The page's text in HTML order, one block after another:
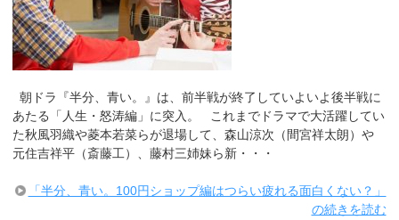
朝ドラ『半分、青い。』は、前半戦が終了していよいよ後半戦に
あたる「人生・怒涛編」に突入。 これまでドラマで大活躍してい
た秋風羽織や菱本若菜らが退場して、森山涼次（間宮祥太朗）や
元住吉祥平（斎藤工）、藤村三姉妹ら新・・・
「半分、青い。100円ショップ編はつらい疲れる面白くない？」
の続きを読む